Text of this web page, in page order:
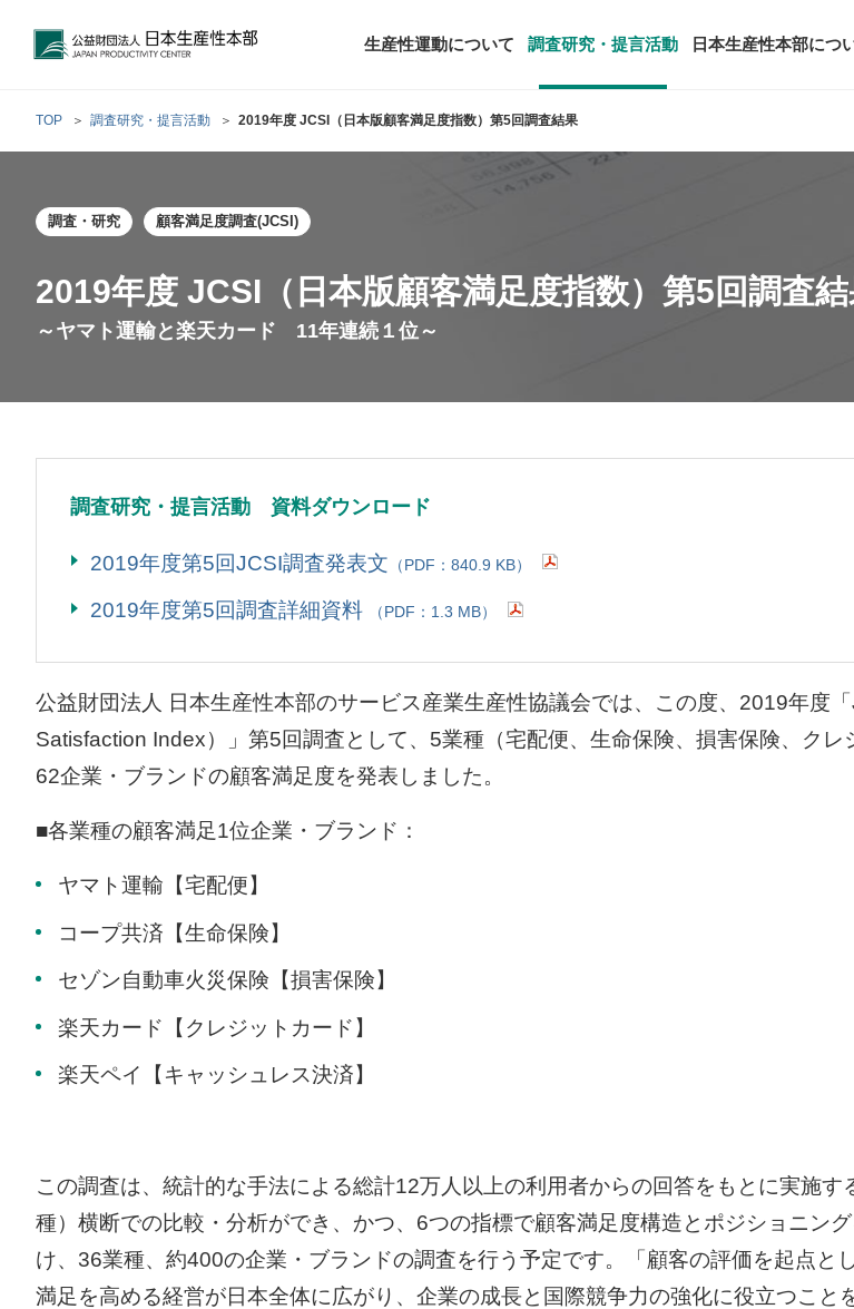
公益財団法人日本生産性本部
生産性運動について
調査研究・提言活動 日本生産性本部につ
生産性運動
トップメッセージ
生産性運動とは
生産性運動再起動
国際連携・国際
生産性に関する研究
働く人のメンタルヘルスに関する調査
レジャー白書
日本生産性本部
定款および業務・財務に関する資料
行動規範
アクセス
テーマ別研修
今月の研修・セミナー
オーダーメイ
お客さまの声
TOP 調査研究・提言活動 2019年度 JCSI（日本版顧客満足度指数）第5回調査結果
調査・研究 顧客満足度調査(JCSI)
2019年度 JCSI（日本版顧客満足度指数）第5回調査
～ヤマト運輸と楽天カード 11年連続１位～
調査研究・提言活動 資料ダウンロード
2019年度第5回JCSI調査発表文 （PDF：840.9 KB）
2019年度第5回調査詳細資料 （PDF：1.3 MB）
公益財団法人 日本生産性本部のサービス産業生産性協議会では、この度、2019年度
Satisfaction Index）」第5回調査として、5業種（宅配便、生命保険、損害保険、ク
62企業・ブランドの顧客満足度を発表しました。
■各業種の顧客満足1位企業・ブランド：
ヤマト運輸【宅配便】
コープ共済【生命保険】
セゾン自動車火災保険【損害保険】
楽天カード【クレジットカード】
楽天ペイ【キャッシュレス決済】
この調査は、統計的な手法による総計12万人以上の利用者からの回答をもとに実施
種）横断での比較・分析ができ、かつ、6つの指標で顧客満足度構造とポジショニン
け、36業種、約400の企業・ブランドの調査を行う予定です。「顧客の評価を起点と
満足を高める経営が日本全体に広がり、企業の成長と国際競争力の強化に役立つこ